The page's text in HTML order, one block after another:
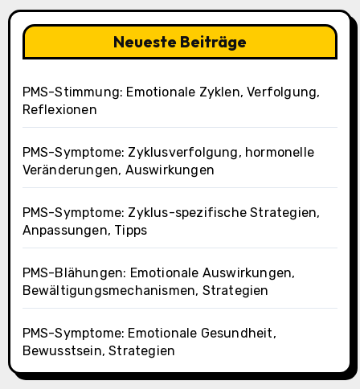
Neueste Beiträge
PMS-Stimmung: Emotionale Zyklen, Verfolgung,
Reflexionen
PMS-Symptome: Zyklusverfolgung, hormonelle
Veränderungen, Auswirkungen
PMS-Symptome: Zyklus-spezifische Strategien,
Anpassungen, Tipps
PMS-Blähungen: Emotionale Auswirkungen,
Bewältigungsmechanismen, Strategien
PMS-Symptome: Emotionale Gesundheit,
Bewusstsein, Strategien